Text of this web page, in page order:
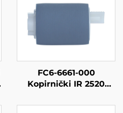
FC6-6661-000
Kopirnički IR 2520
za Canon IR ADVANCE